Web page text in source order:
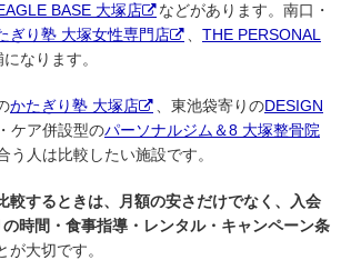
BASE 大塚店
などがあります。南口・
ぎり塾 大塚女性専門店
THE PERSONAL
なります。
かたぎり塾 大塚店 、東池袋寄りのDESIGN
ケア併設型のパーソナルジム＆8 大塚整骨院
う人は比較したい施設です。
較するときは、月額の安さだけでなく、入会
時間・食事指導・レンタル・キャンペーン条
が大切です。